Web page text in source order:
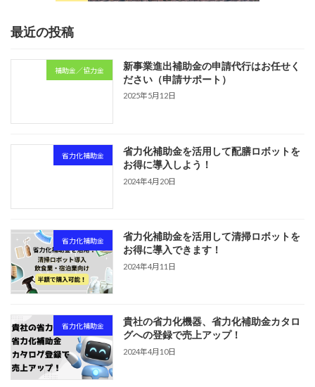
最近の投稿
補助金／協力金
新事業進出補助金の申請代行はお任せく
ださい（申請サポート）
2025年5月12日
省力化補助金
省力化補助金を活用して配膳ロボットを
お得に導入しよう！
2024年4月20日
省力化補助金
省力化補助金を活用して清掃ロボットを
お得に導入できます！
2024年4月11日
省力化補助金
貴社の省力化機器、省力化補助金カタロ
グへの登録で売上アップ！
2024年4月10日